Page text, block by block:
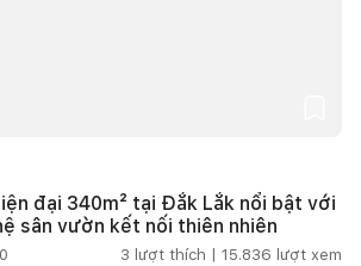
đại 340m² tại Đắk Lắk nổi bật với
sân vườn kết nối thiên nhiên
3 lượt thích | 15.836 lượt xem